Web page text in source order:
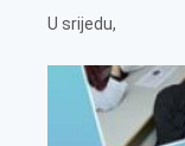
U srijedu,